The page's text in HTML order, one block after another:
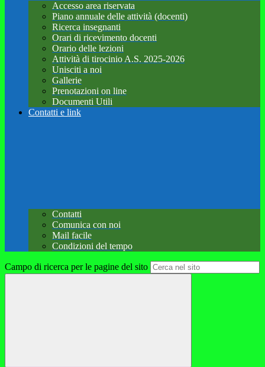
Accesso area riservata
Piano annuale delle attività (docenti)
Ricerca insegnanti
Orari di ricevimento docenti
Orario delle lezioni
Attività di tirocinio A.S. 2025-2026
Unisciti a noi
Gallerie
Prenotazioni on line
Documenti Utili
Contatti e link
Contatti
Comunica con noi
Mail facile
Condizioni del tempo
Campo di ricerca per le pagine del sito